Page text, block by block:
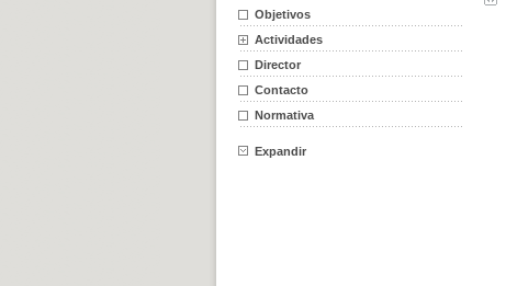
Objetivos
Actividades
Director
Contacto
Normativa
Expandir